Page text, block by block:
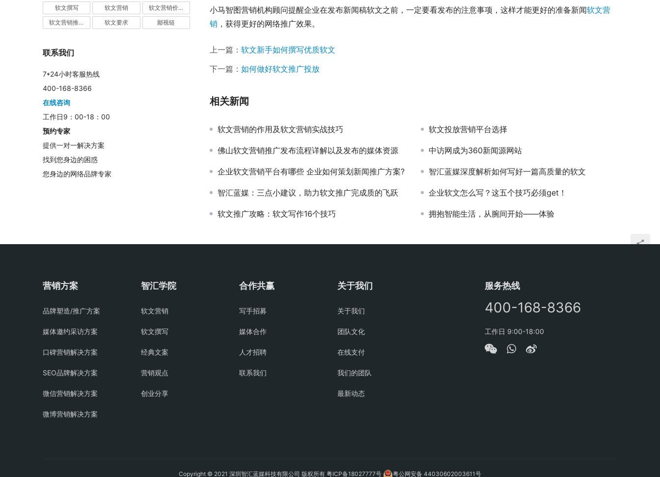
小马智图营销机构顾问提醒企业在发布新闻稿软文之前，一定要看发布的注意事项，这样才能更好的准备新闻软文营
销 ，获得更好的网络推广效果。
上一篇： 软文新手如何撰写优质软文
下一篇： 如何做好软文推广投放
相关新闻
软文营销的作用及软文营销实战技巧 软文投放营销平台选择
佛山软文营销推广发布流程详解以及发布的媒体资源 中访网成为360新闻源网站
企业软文营销平台有哪些 企业如何策划新闻推广方案? 智汇蓝媒深度解析如何写好一篇高质量的软文
智汇蓝媒：三点小建议，助力软文推广完成质的飞跃 企业软文怎么写？这五个技巧必须get！
软文推广攻略：软文写作16个技巧 拥抱智能生活，从腕间开始——体验
软文撰写 软文营销 软文营销价值
软文营销推广 软文要求 鄙视链
联系我们
7*24小时客服热线
400-168-8366
在线咨询
工作日9：00-18：00
预约专家
提供一对一解决方案
找到您身边的困惑
您身边的网络品牌专家
营销方案
品牌塑造/推广方案
媒体邀约采访方案
口碑营销解决方案
SEO品牌解决方案
微信营销解决方案
微博营销解决方案
智汇学院
软文营销
软文撰写
经典文案
营销观点
创业分享
合作共赢
写手招募
媒体合作
人才招聘
联系我们
关于我们
关于我们
团队文化
在线支付
我们的团队
最新动态
服务热线
400-168-8366
工作日 9:00-18:00
Copyright © 2021 深圳智汇蓝媒科技有限公司 版权所有 粤ICP备18027777号 粤公网安备 44030602003611号